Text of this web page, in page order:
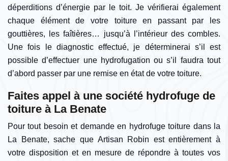
déperditions d’énergie par le toit. Je vérifierai également
chaque élément de votre toiture en passant par les
gouttières, les faîtières… jusqu’à l’intérieur des combles.
Une fois le diagnostic effectué, je déterminerai s’il est
possible d’effectuer une hydrofugation ou s’il faudra tout
d’abord passer par une remise en état de votre toiture.
Faites appel à une société hydrofuge de
toiture à La Benate
Pour tout besoin et demande en hydrofuge toiture dans la
La Benate, sache que Artisan Robin est entièrement à
votre disposition et en mesure de répondre à toutes vos